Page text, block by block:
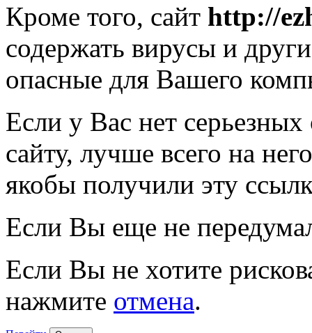
Кроме того, сайт http://
содержать вирусы и
опасные для Вашего
Если у Вас нет
сайту, лучше всего на
якобы получили эту
Если Вы еще не
Если Вы не хотите
нажмите отмена.